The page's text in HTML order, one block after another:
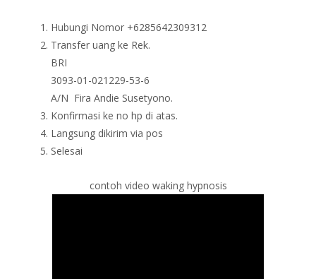
Hubungi Nomor +6285642309312
Transfer uang ke Rek.
BRI
3093-01-021229-53-6
A/N Fira Andie Susetyono.
Konfirmasi ke no hp di atas.
Langsung dikirim via pos
Selesai
contoh video waking hypnosis